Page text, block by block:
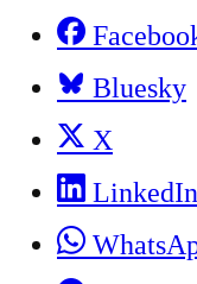
Bluesky
X
LinkedIn